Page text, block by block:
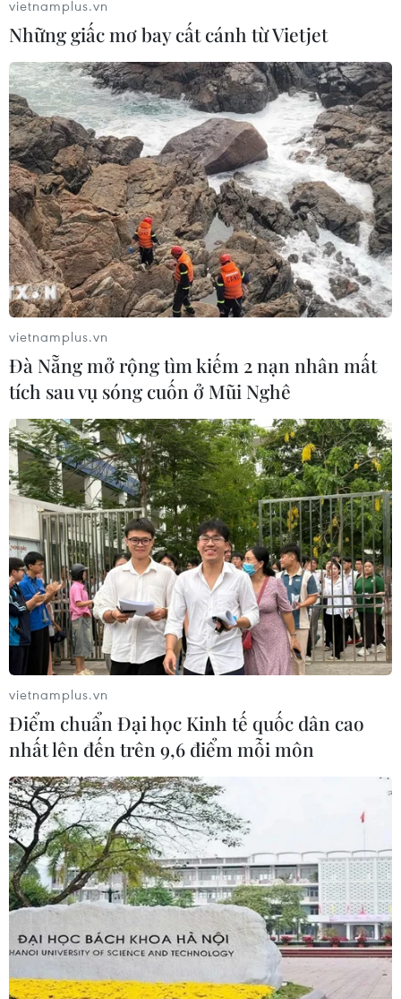
vietnamplus.vn
Những giấc mơ bay cất cánh từ Vietjet
vietnamplus.vn
Đà Nẵng mở rộng tìm kiếm 2 nạn nhân mất
tích sau vụ sóng cuốn ở Mũi Nghê
vietnamplus.vn
Điểm chuẩn Đại học Kinh tế quốc dân cao
nhất lên đến trên 9,6 điểm mỗi môn